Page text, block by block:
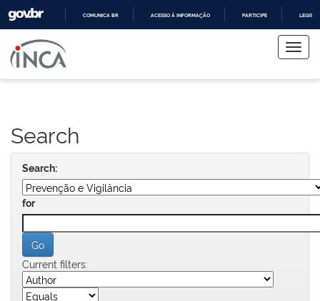
COMUNICA BR ACESSO À INFORMAÇÃO PARTICIPE
navigation
Search
Search:
for
Current filters: